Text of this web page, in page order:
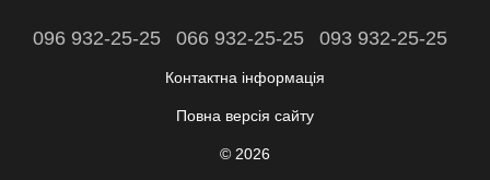
096 932-25-25 066 932-25-25 093 932-25-25
Контактна інформація
Повна версія сайту
© 2026